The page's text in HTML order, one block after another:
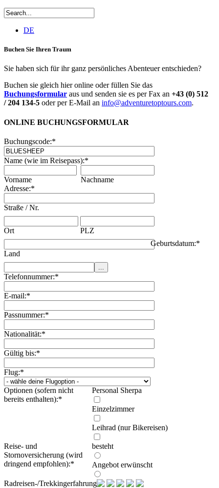
DE
Buchen Sie Ihren Traum
Sie haben sich für ihr ganz persönliches Abenteuer entschieden?
Buchen sie gleich hier online oder füllen Sie das
Buchungsformular aus und senden sie es per Fax an +43 (0) 512
/ 204 134-5 oder per E-Mail an info@adventuretoptours.com.
ONLINE BUCHUNGSFORMULAR
Buchungscode:*
Name (wie im Reisepass):*
Vorname
Nachname
Adresse:*
Straße / Nr.
Ort PLZ
Land
Geburtsdatum:*
Telefonnummer:*
E-mail:*
Passnummer:*
Nationalität:*
Gültig bis:*
Flug:*
Optionen (sofern nicht
bereits enthalten):*
Personal Sherpa
Einzelzimmer
Leihrad (nur Bikereisen)
Reise- und
Stornoversicherung (wird
dringend empfohlen):*
besteht
Angebot erwünscht
Radreisen-/Trekkingerfahrung: